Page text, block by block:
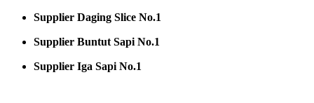
Supplier Daging Slice No.1
Supplier Buntut Sapi No.1
Supplier Iga Sapi No.1